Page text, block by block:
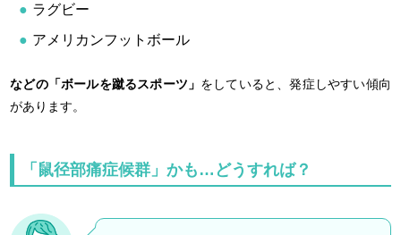
ラグビー
アメリカンフットボール
などの「ボールを蹴るスポーツ」 をしていると、発症しやすい傾向
があります。
「鼠径部痛症候群」かも…どうすれば？